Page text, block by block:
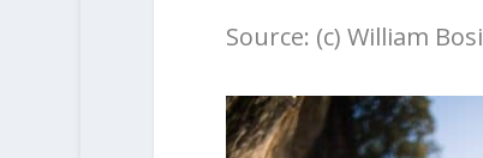
Source: (c) William Bosi